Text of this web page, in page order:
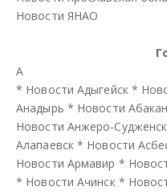
Новости ЯНАО
А
* Новости Адыгейск *
Анадырь * Новости Абакан
Новости Анжеро-Судженск
Алапаевск * Новости
Новости Армавир *
* Новости Ачинск *